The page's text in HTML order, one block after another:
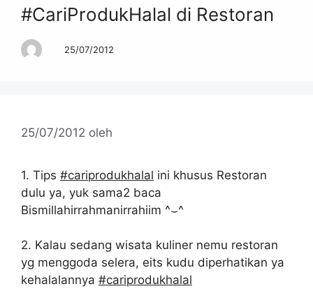
#CariProdukHalal di Restoran
25/07/2012
25/07/2012 oleh
1. Tips #cariprodukhalal ini khusus Restoran
dulu ya, yuk sama2 baca
Bismillahirrahmanirrahiim ^⌣^
2. Kalau sedang wisata kuliner nemu restoran
yg menggoda selera, eits kudu diperhatikan ya
kehalalannya #cariprodukhalal